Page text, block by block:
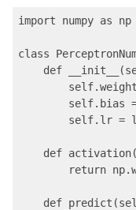
import numpy as np
class
def
self.bias
self.lr =
def
return
def